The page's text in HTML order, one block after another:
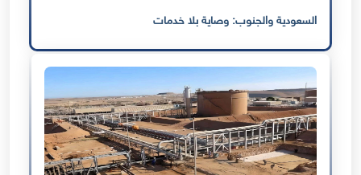
السعودية والجنوب: وصاية بلا خدمات